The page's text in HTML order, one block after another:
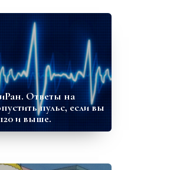
Ответы на
пульс, если вы
и выше.